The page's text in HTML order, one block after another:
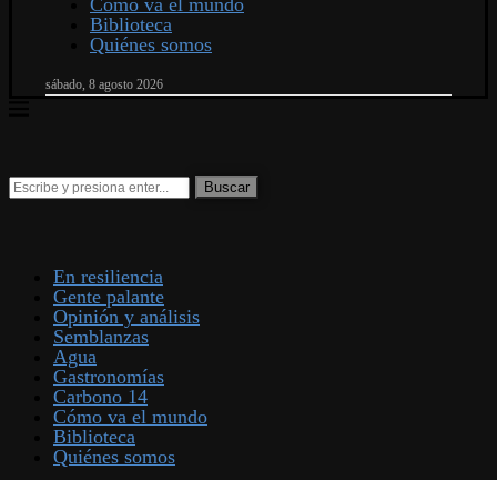
Cómo va el mundo
Biblioteca
Quiénes somos
sábado, 8 agosto 2026
En resiliencia
Gente palante
Opinión y análisis
Semblanzas
Agua
Gastronomías
Carbono 14
Cómo va el mundo
Biblioteca
Quiénes somos